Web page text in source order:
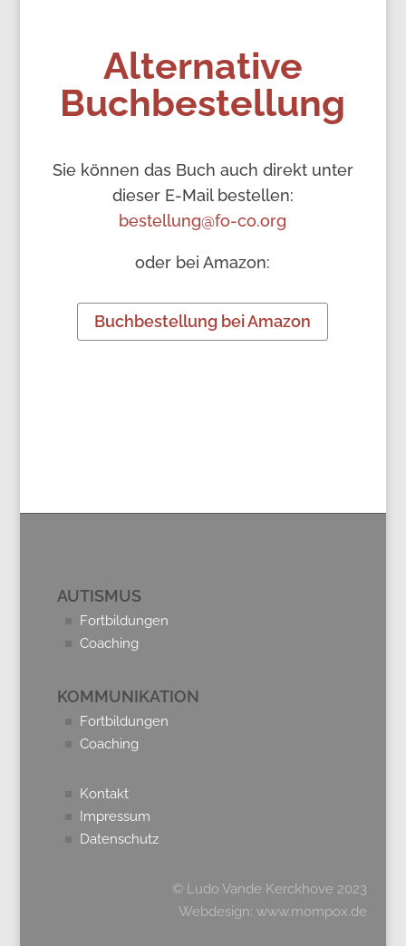
Alternative
Buchbestellung
Sie können das Buch auch direkt unter
dieser E-Mail bestellen:
bestellung@fo-co.org
oder bei Amazon:
Buchbestellung bei Amazon
AUTISMUS
Fortbildungen
Coaching
KOMMUNIKATION
Fortbildungen
Coaching
Kontakt
Impressum
Datenschutz
© Ludo Vande Kerckhove 2023
Webdesign:www.mompox.de